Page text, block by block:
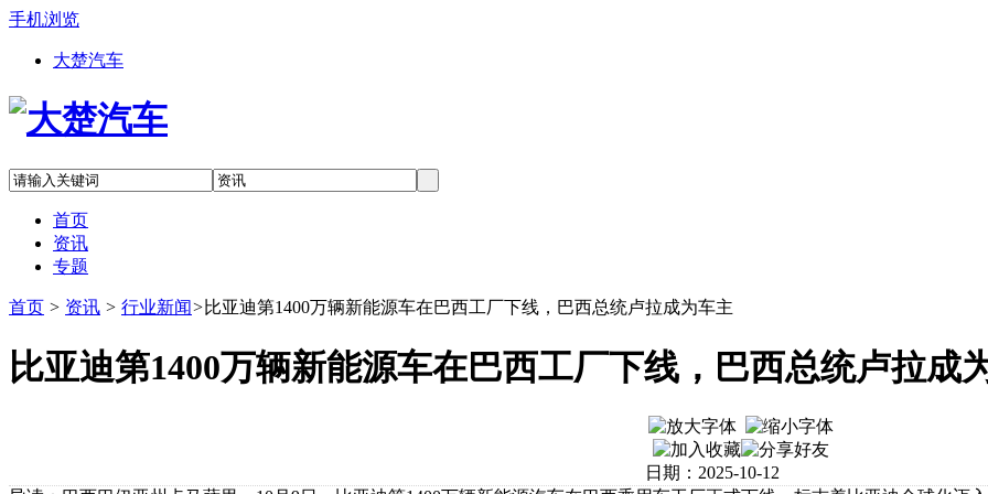
手机浏览
大楚汽车
首页
资讯
专题
首页 > 资讯 > 行业新闻>比亚迪第1400万辆新能源车在巴西工厂下线，巴西总统卢拉成为车主
比亚迪第1400万辆新能源车在巴西工厂下线，巴西总统卢拉成
日期：2025-10-12